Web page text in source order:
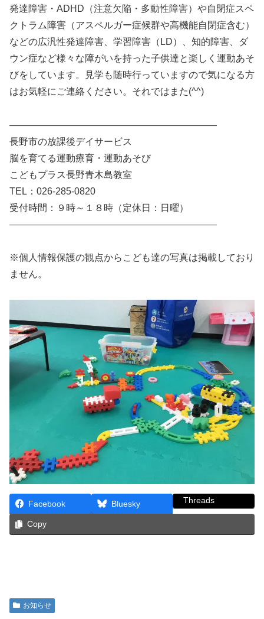
発達障害・ADHD（注意欠陥・多動性障害）や自閉症スペ
クトラム障害（アスペルガー症候群や高機能自閉症含む）
などの広汎性発達障害、学習障害（LD）、知的障害、ダ
ウン症など様々な障がいを持った子供達と楽しく運動あそ
びをしています。見学も随時行っていますので気になる方
はお気軽にご連絡ください。それではまた(^^)
——————————————————————
長野市の放課後デイサービス
脳を育てる運動療育・運動あそび
こどもプラス長野青木島教室
TEL：026-285-0820
受付時間：９時～１８時（定休日：日曜）
——————————————————————
※個人情報保護の観点からこども達の写真は掲載しており
ません。
Facebook Bluesky Threads
Copy
お知らせ